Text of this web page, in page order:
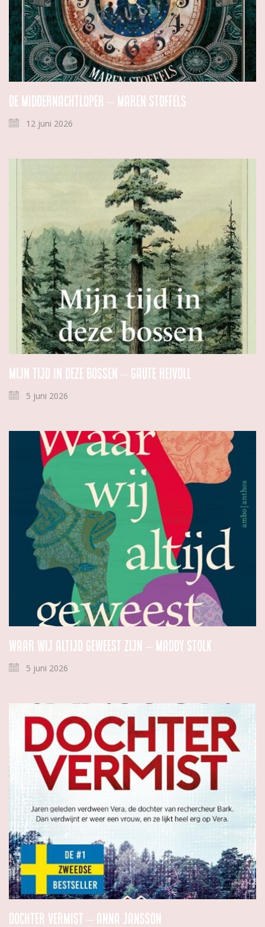
De Middernachtloper – Maren Stoffels
12 juni 2026
Mijn tijd in deze bossen – Gaute Heivoll
5 juni 2026
Waar wij altijd geweest zijn – Maddy Stolk
5 juni 2026
Dochter vermist – Anna Jansson